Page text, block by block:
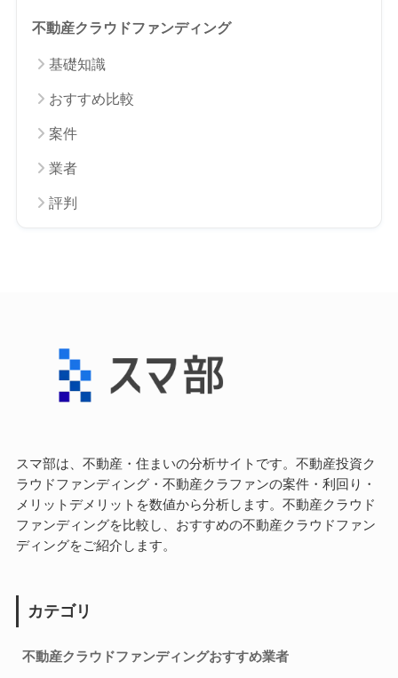
不動産クラウドファンディング
基礎知識
おすすめ比較
案件
業者
評判
スマ部は、不動産・住まいの分析サイトです。不動産投資ク
ラウドファンディング・不動産クラファンの案件・利回り・
メリットデメリットを数値から分析します。不動産クラウド
ファンディングを比較し、おすすめの不動産クラウドファン
ディングをご紹介します。
カテゴリ
不動産クラウドファンディングおすすめ業者